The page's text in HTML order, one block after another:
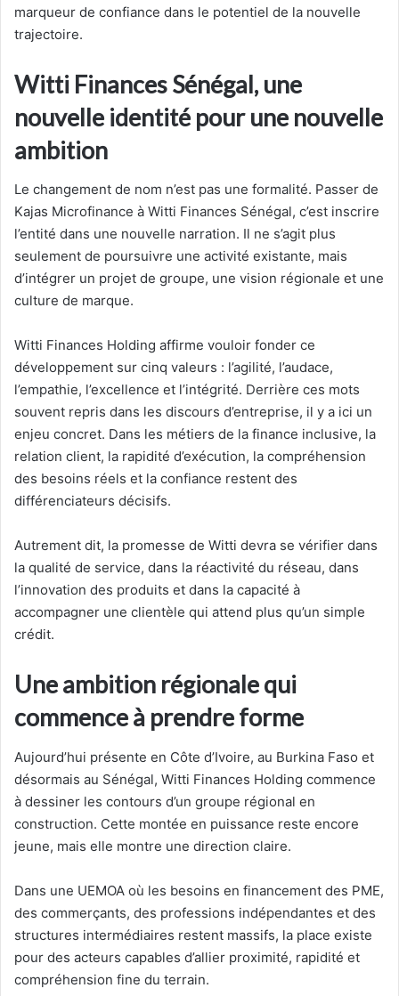
marqueur de confiance dans le potentiel de la nouvelle
trajectoire.
Witti Finances Sénégal, une
nouvelle identité pour une nouvelle
ambition
Le changement de nom n’est pas une formalité. Passer de
Kajas Microfinance à Witti Finances Sénégal, c’est inscrire
l’entité dans une nouvelle narration. Il ne s’agit plus
seulement de poursuivre une activité existante, mais
d’intégrer un projet de groupe, une vision régionale et une
culture de marque.
Witti Finances Holding affirme vouloir fonder ce
développement sur cinq valeurs : l’agilité, l’audace,
l’empathie, l’excellence et l’intégrité. Derrière ces mots
souvent repris dans les discours d’entreprise, il y a ici un
enjeu concret. Dans les métiers de la finance inclusive, la
relation client, la rapidité d’exécution, la compréhension
des besoins réels et la confiance restent des
différenciateurs décisifs.
Autrement dit, la promesse de Witti devra se vérifier dans
la qualité de service, dans la réactivité du réseau, dans
l’innovation des produits et dans la capacité à
accompagner une clientèle qui attend plus qu’un simple
crédit.
Une ambition régionale qui
commence à prendre forme
Aujourd’hui présente en Côte d’Ivoire, au Burkina Faso et
désormais au Sénégal, Witti Finances Holding commence
à dessiner les contours d’un groupe régional en
construction. Cette montée en puissance reste encore
jeune, mais elle montre une direction claire.
Dans une UEMOA où les besoins en financement des PME,
des commerçants, des professions indépendantes et des
structures intermédiaires restent massifs, la place existe
pour des acteurs capables d’allier proximité, rapidité et
compréhension fine du terrain.